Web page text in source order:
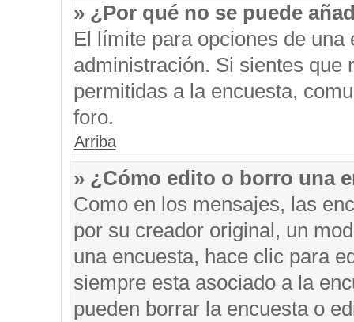
» ¿Por qué no se puede
El límite para opciones de una
administración. Si sientes que
permitidas a la encuesta,
foro.
Arriba
» ¿Cómo edito o borro una
Como en los mensajes, las
por su creador original, un
una encuesta, hace clic para
siempre esta asociado a la
pueden borrar la encuesta o